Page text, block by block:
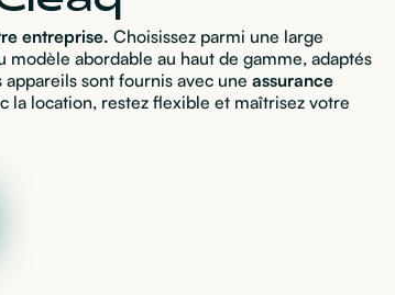
entreprise. Choisissez parmi une large
modèle abordable au haut de gamme, adaptés
sont fournis avec une assurance
la location, restez flexible et maîtrisez votre